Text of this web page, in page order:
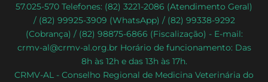
To
Top
57.025-570 Telefones: (82) 3221-2086 (Atendimento Geral)
/ (82) 99925-3909 (WhatsApp) / (82) 99338-9292
(Cobrança) / (82) 98875-6866 (Fiscalização) - E-mail:
crmv-al@crmv-al.org.br Horário de funcionamento: Das
8h às 12h e das 13h às 17h.
CRMV-AL - Conselho Regional de Medicina Veterinária do